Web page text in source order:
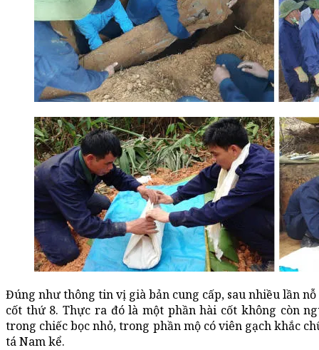
Đúng như thông tin vị già bản cung cấp, sau nhiều lần
cốt thứ 8. Thực ra đó là một phần hài cốt không còn
trong chiếc bọc nhỏ, trong phần mộ có viên gạch khắc
tá Nam kể.